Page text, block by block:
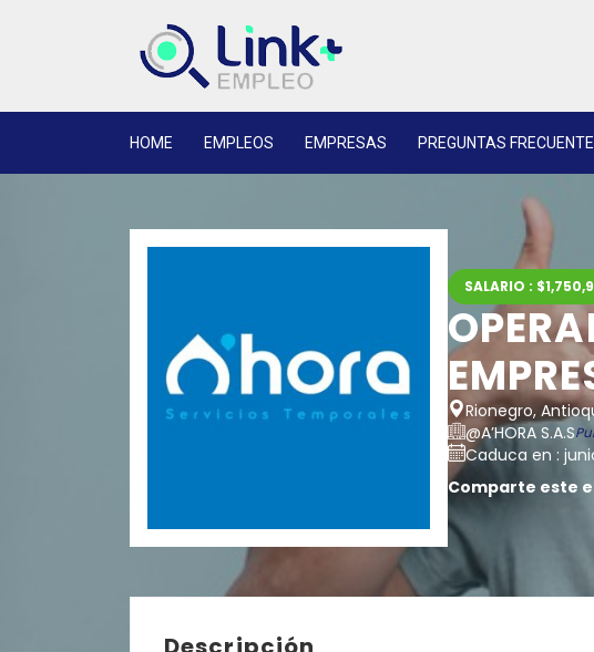
HOME EMPLEOS EMPRESAS PREGUNTAS
SALARIO :
Rionegro,
@A’HORA S.A.S
Caduca en :
Comparte este